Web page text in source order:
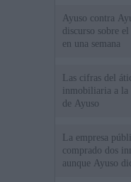
Ayuso contra
discurso sobre
en una semana
Las cifras del
inmobiliaria a la
de Ayuso
La empresa
comprado dos
aunque Ayuso